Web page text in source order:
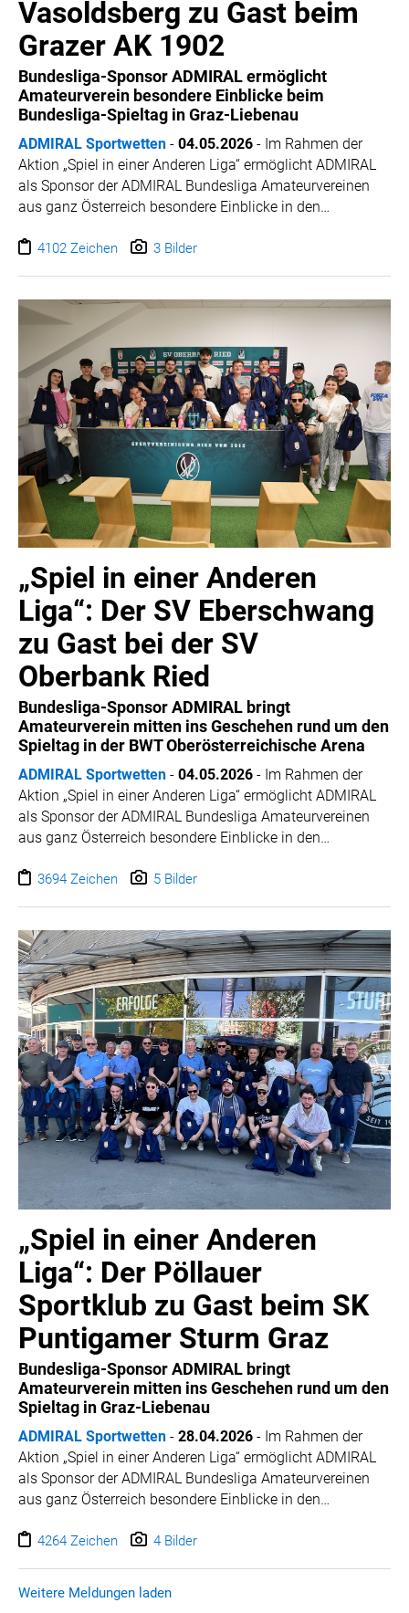
Vasoldsberg zu Gast beim
Grazer AK 1902
Bundesliga-Sponsor ADMIRAL ermöglicht
Amateurverein besondere Einblicke beim
Bundesliga-Spieltag in Graz-Liebenau
ADMIRAL Sportwetten - 04.05.2026 - Im Rahmen der
Aktion „Spiel in einer Anderen Liga“ ermöglicht ADMIRAL
als Sponsor der ADMIRAL Bundesliga Amateurvereinen
aus ganz Österreich besondere Einblicke in den
die Gelegenheit, einen Spieltag hautnah mitzuerleben und
4102 Zeichen 3 Bilder
„Spiel in einer Anderen
Liga“: Der SV Eberschwang
zu Gast bei der SV
Oberbank Ried
Bundesliga-Sponsor ADMIRAL bringt
Amateurverein mitten ins Geschehen rund um den
Spieltag in der BWT Oberösterreichische Arena
ADMIRAL Sportwetten - 04.05.2026 - Im Rahmen der
Aktion „Spiel in einer Anderen Liga“ ermöglicht ADMIRAL
als Sponsor der ADMIRAL Bundesliga Amateurvereinen
aus ganz Österreich besondere Einblicke in den
die Gelegenheit, einen Spieltag hautnah mitzuerleben und
3694 Zeichen 5 Bilder
„Spiel in einer Anderen
Liga“: Der Pöllauer
Sportklub zu Gast beim SK
Puntigamer Sturm Graz
Bundesliga-Sponsor ADMIRAL bringt
Amateurverein mitten ins Geschehen rund um den
Spieltag in Graz-Liebenau
ADMIRAL Sportwetten - 28.04.2026 - Im Rahmen der
Aktion „Spiel in einer Anderen Liga“ ermöglicht ADMIRAL
als Sponsor der ADMIRAL Bundesliga Amateurvereinen
aus ganz Österreich besondere Einblicke in den
die Gelegenheit, einen Spieltag hautnah mitzuerleben und
werfen.
4264 Zeichen 4 Bilder
Weitere Meldungen laden